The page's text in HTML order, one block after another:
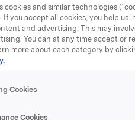
28 September
AS har inngått en avtale om å
cookies and similar technologies
you accept all cookies, you help us
and advertising. This may
You can at any time accept or
more about each category by
Cookies
Cookies